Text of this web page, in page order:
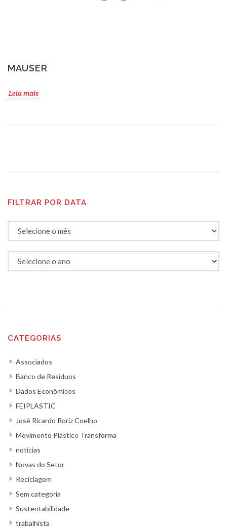
MAUSER
Leia mais
FILTRAR POR DATA
CATEGORIAS
Associados
Banco de Resíduos
Dados Econômicos
FEIPLASTIC
José Ricardo Roriz Coelho
Movimento Plástico Transforma
noticias
Novas do Setor
Reciclagem
Sem categoria
Sustentabilidade
trabalhista